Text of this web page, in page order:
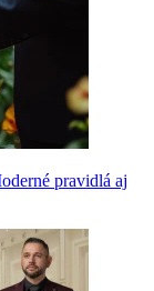
pravidlá aj